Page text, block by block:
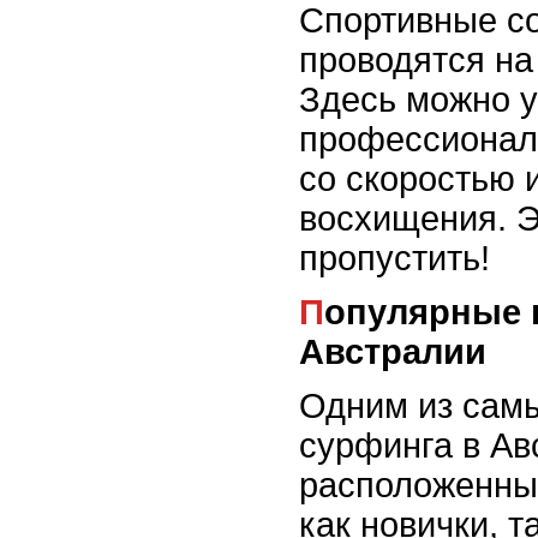
Спортивные
проводятся
Здесь можно
со скоростью
восхищения.
пропустить!
Популярные пляжи для сурфинга в
Австралии
Одним из
сурфинга в
как новички,